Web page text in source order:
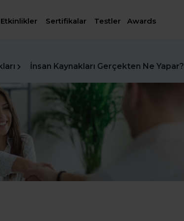
Etkinlikler Sertifikalar Testler Awards
İnsan Kaynakları Gerçekten Ne Yapar?